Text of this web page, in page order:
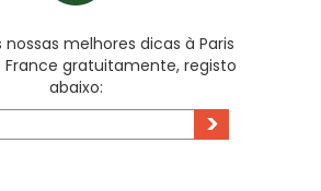
nossas melhores dicas à Paris
France gratuitamente, registo
abaixo:
>